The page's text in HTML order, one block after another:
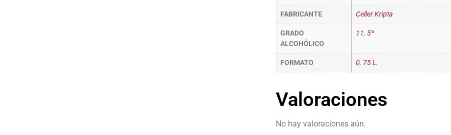
FABRICANTE Celler Kripta
GRADO
ALCOHÓLICO
11, 5º
FORMATO 0, 75 L.
Valoraciones
No hay valoraciones aún.